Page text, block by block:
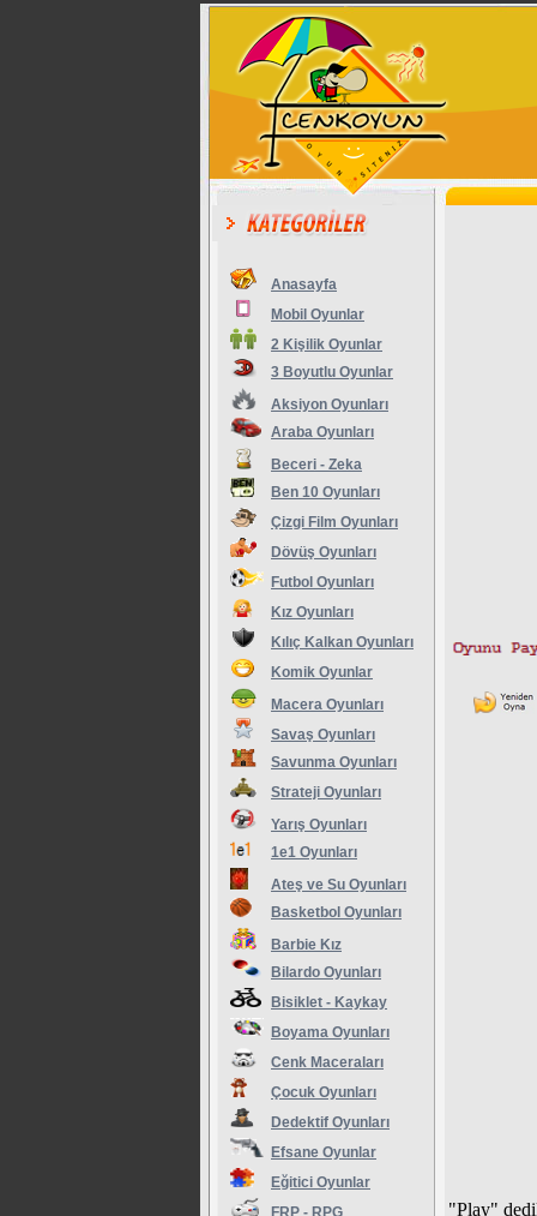
Anasayfa
Mobil Oyunlar
2 Kişilik Oyunlar
3 Boyutlu Oyunlar
Aksiyon Oyunları
Araba Oyunları
Beceri - Zeka
Ben 10 Oyunları
Çizgi Film Oyunları
Dövüş Oyunları
Futbol Oyunları
Kız Oyunları
Kılıç Kalkan Oyunları
Komik Oyunlar
Macera Oyunları
Savaş Oyunları
Savunma Oyunları
Strateji Oyunları
Yarış Oyunları
1e1 Oyunları
Ateş ve Su Oyunları
Basketbol Oyunları
Barbie Kız
Bilardo Oyunları
Bisiklet - Kaykay
Boyama Oyunları
Cenk Maceraları
Çocuk Oyunları
Dedektif Oyunları
Efsane Oyunlar
Eğitici Oyunlar
FRP - RPG
"Play"